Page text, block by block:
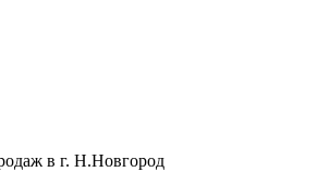
в г. Н.Новгород